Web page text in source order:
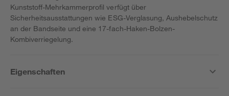
Kunststoff-Mehrkammerprofil verfügt über
Sicherheitsausstattungen wie ESG-Verglasung, Aushebelschutz
an der Bandseite und eine 17-fach-Haken-Bolzen-
Kombiverriegelung.
Eigenschaften